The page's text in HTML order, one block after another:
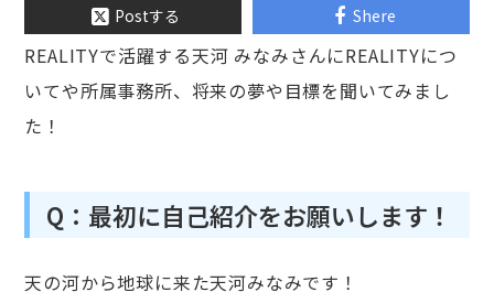
Postする Shere
REALITYで活躍する天河 みなみさんにREALITYにつ
いてや所属事務所、将来の夢や目標を聞いてみまし
た！
Q：最初に自己紹介をお願いします！
天の河から地球に来た天河みなみです！